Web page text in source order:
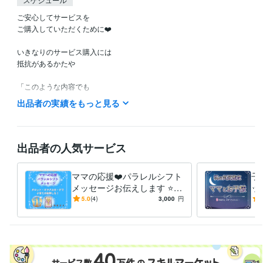
ご安心してサービスを
ご購入していただくために❤️
いきなりのサービス購入には
抵抗があるかたや
「このような内容でも
鑑定してもらえるのかなぁ？」など
お気軽に
ホーム画面の「メッセージ」
のところから
お問い合わせください。
こちらから
返信させていただきまして
させていただきます❤️
出品者の実績をもっと見る
出品者の人気サービス
ママの応援❤️パラレルシフト
メッセージお伝えします ⭐️タ
ロット・オラクルカード⭐️子
5.0(4) 3,000 円
子育
ット
子の